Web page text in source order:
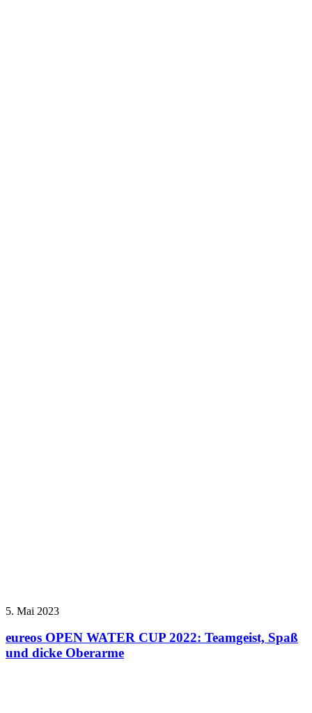
5. Mai 2023
eureos OPEN WATER CUP 2022: Teamgeist, Spaß
und dicke Oberarme